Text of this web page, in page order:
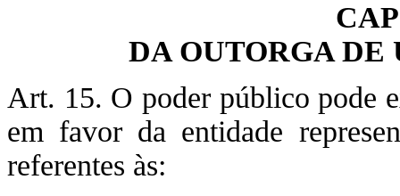
DA OUTORGA DE
Art. 15. O poder público pode
em favor da entidade
referentes às: